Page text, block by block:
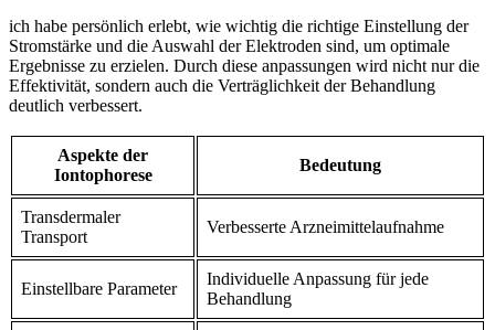
ich habe persönlich erlebt, wie wichtig die richtige Einstellung der
⁤Stromstärke⁢ und die ​Auswahl der Elektroden sind, um optimale
Ergebnisse⁤ zu erzielen.‍ Durch diese anpassungen wird nicht nur die
Effektivität, sondern auch die Verträglichkeit der ​Behandlung ​
deutlich verbessert.
Aspekte‌ der
Iontophorese
Bedeutung
Transdermaler
Transport
Verbesserte Arzneimittelaufnahme
Einstellbare Parameter
Individuelle Anpassung für jede
Behandlung